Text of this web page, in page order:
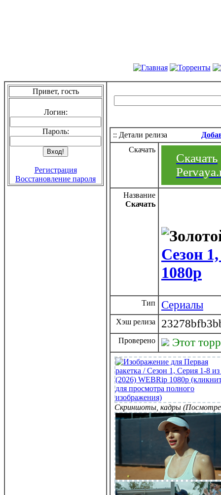
Привет, гость
Логин:
Пароль:
Регистрация
Восстановление пароля
:: Детали релиза
Скачать
Скачать
Название
Скачать
Сезон
1080p
Тип Сериалы
Хэш релиза
Проверено Этот
Скриншоты, кадры